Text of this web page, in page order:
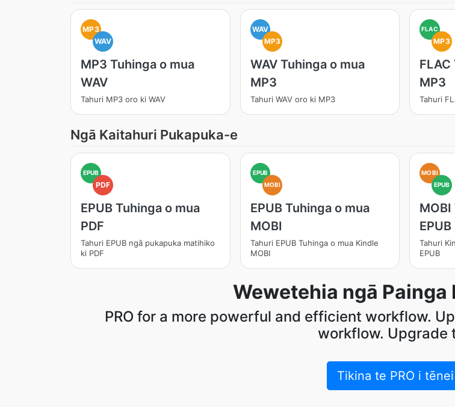
MP3
WAV
MP3 Tuhinga o mua
WAV
Tahuri MP3 oro ki WAV
WAV
MP3
WAV Tuhinga o mua
MP3
Tahuri WAV oro ki MP3
FLAC
MP3
FLAC
MP3
Tahuri
Ngā Kaitahuri Pukapuka-e
EPUB
PDF
EPUB Tuhinga o mua
PDF
Tahuri EPUB ngā pukapuka matihiko
ki PDF
EPUB
MOBI
EPUB Tuhinga o mua
MOBI
Tahuri EPUB Tuhinga o mua Kindle
MOBI
MOBI
EPUB
EPUB
Tahuri
EPUB
Wewetehia ngā Painga
PRO for a more powerful and efficient workflow.
workflow. Upgrade
Tikina te PRO i